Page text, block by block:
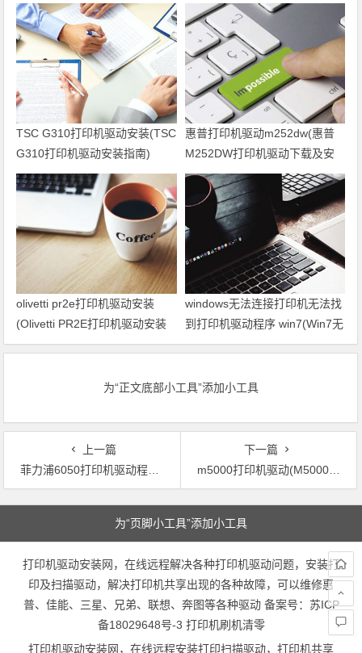
TSC G310打印机驱动安装(TSC
G310打印机驱动安装指南)
惠普打印机驱动m252dw(惠普
M252DW打印机驱动下载及安
装方法)
olivetti pr2e打印机驱动安装
(Olivetti PR2E打印机驱动安装
步骤)
windows无法连接打印机无法找
到打印机驱动程序 win7(Win7无
法连接打印机找不到驱动。)
为“正文底部小工具”添加小工具
上一篇
菲力浦6050打印机驱动程序安装方法(如何安装菲力浦6050打印机驱动程序)
下一篇
m5000打印机驱动(M5000打印机驱动程序下载)
文章导航
为“页脚小工具”添加小工具
打印机驱动安装网，在线远程解决各种打印机驱动问题，安装打
印及扫描驱动，解决打印机共享出现的各种故障，可以维修惠
普、佳能、三星、兄弟、联想、奔图等各种驱动 备案号： 苏ICP
备18029648号-3 打印机刷机清零
打印机驱动安装网，在线远程安装打印扫描驱动，打印机共享